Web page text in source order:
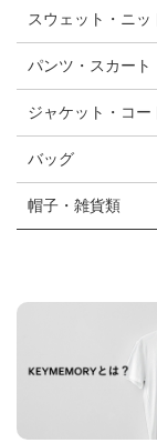
スウェット・ニッ
パンツ・スカート
ジャケット・コー
バッグ
帽子・雑貨類